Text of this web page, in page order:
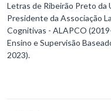
Letras de Ribeirão Preto da
Presidente da Associação
Cognitivas - ALAPCO
Ensino e Supervisão
2023).